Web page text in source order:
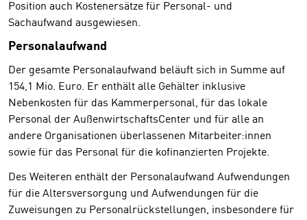
Position auch Kostenersätze für Personal- und
Sachaufwand ausgewiesen.
Personalaufwand
Der gesamte Personalaufwand beläuft sich in Summe auf
154,1 Mio. Euro. Er enthält alle Gehälter inklusive
Nebenkosten für das Kammerpersonal, für das lokale
Personal der AußenwirtschaftsCenter und für alle an
andere Organisationen überlassenen Mitarbeiter:innen
sowie für das Personal für die kofinanzierten Projekte.
Des Weiteren enthält der Personalaufwand Aufwendungen
für die Altersversorgung und Aufwendungen für die
Zuweisungen zu Personalrückstellungen, insbesondere für